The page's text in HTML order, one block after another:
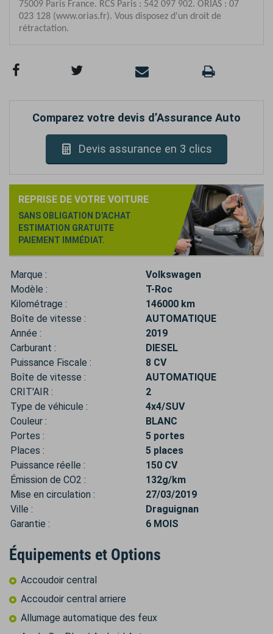
Comparez votre devis d’Assurance Auto
Devis assurance en 3 clics
REPRISE DE VOTRE VOITURE
SANS OBLIGATION D'ACHAT
ESTIMATION GRATUITE
PAIEMENT IMMÉDIAT.
Marque :
Volkswagen
Modèle :
T-Roc
Kilométrage :
146000 km
Boîte de vitesse :
AUTOMATIQUE
Année :
2019
Carburant :
DIESEL
Puissance Fiscale :
8 CV
Boîte de vitesse :
AUTOMATIQUE
CRIT'AIR :
2
Type de véhicule :
4x4/SUV
Couleur :
BLANC
Portes :
5 portes
Places :
5 places
Puissance réelle :
150 CV
Émission de CO2 :
132g/km
Mise en circulation :
27/03/2019
Ville :
Draguignan
Garantie :
6 MOIS
Équipements et Options
Accoudoir central
Accoudoir central arriere
Allumage automatique des feux